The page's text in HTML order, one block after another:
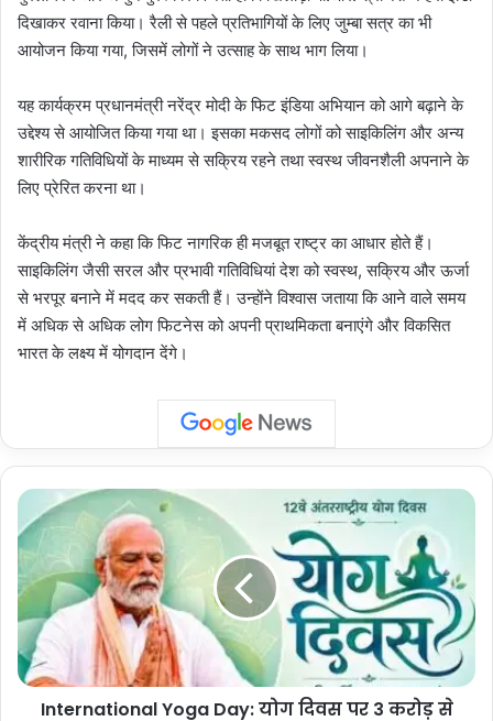
दिखाकर रवाना किया। रैली से पहले प्रतिभागियों के लिए जुम्बा सत्र का भी
आयोजन किया गया, जिसमें लोगों ने उत्साह के साथ भाग लिया।
यह कार्यक्रम प्रधानमंत्री नरेंद्र मोदी के फिट इंडिया अभियान को आगे बढ़ाने के
उद्देश्य से आयोजित किया गया था। इसका मकसद लोगों को साइकिलिंग और अन्य
शारीरिक गतिविधियों के माध्यम से सक्रिय रहने तथा स्वस्थ जीवनशैली अपनाने के
लिए प्रेरित करना था।
केंद्रीय मंत्री ने कहा कि फिट नागरिक ही मजबूत राष्ट्र का आधार होते हैं।
साइकिलिंग जैसी सरल और प्रभावी गतिविधियां देश को स्वस्थ, सक्रिय और ऊर्जा
से भरपूर बनाने में मदद कर सकती हैं। उन्होंने विश्वास जताया कि आने वाले समय
में अधिक से अधिक लोग फिटनेस को अपनी प्राथमिकता बनाएंगे और विकसित
भारत के लक्ष्य में योगदान देंगे।
International
Yoga
Day:
योग
दिवस
करोड़
से
अधिकInternational Yoga Day: योग दिवस पर 3 करोड़ से